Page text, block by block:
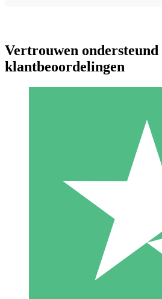
Individuele
Betaal per gebruik met
1000
Vertrouwen ondersteund
klantbeoordelingen